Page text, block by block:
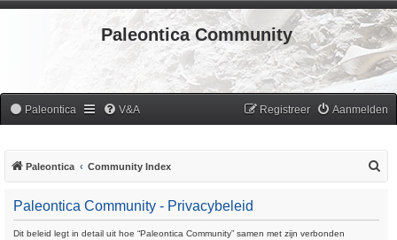
Paleontica Community
Paleontica V&A Aanmelden
Registreer
Paleontica Community Index
Paleontica Community - Privacybeleid
Dit beleid legt in detail uit hoe “Paleontica Community” samen met zijn verbonden